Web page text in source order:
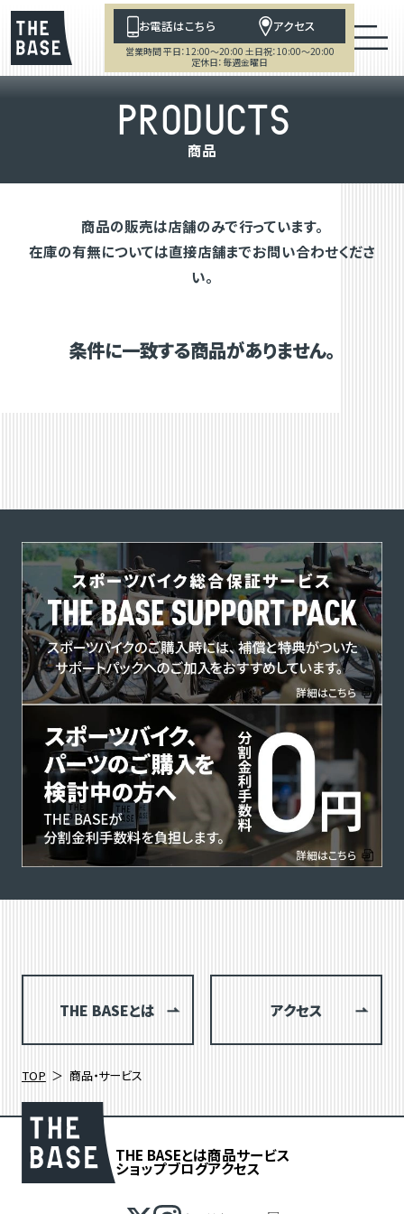
お電話はこちら アクセス
営業時間 平日：12:00～20:00 土日祝：10:00～20:00
定休日：毎週金曜日
PRODUCTS
商品
商品の販売は店舗のみで行っています。
在庫の有無については直接店舗までお問い合わせくださ
い。
条件に一致する商品がありません。
THE BASEとは アクセス
TOP 商品・サービス
THE BASEとは商品サービス
ショップブログアクセス